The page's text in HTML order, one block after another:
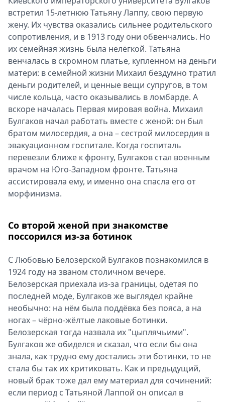
встретил 15-летнюю Татьяну Лаппу, свою первую
жену. Их чувства оказались сильнее родительского
сопротивления, и в 1913 году они обвенчались. Но
их семейная жизнь была нелёгкой. Татьяна
венчалась в скромном платье, купленном на деньги
матери: в семейной жизни Михаил бездумно тратил
деньги родителей, и ценные вещи супругов, в том
числе кольца, часто оказывались в ломбарде. А
вскоре началась Первая мировая война. Михаил
Булгаков начал работать вместе с женой: он был
братом милосердия, а она – сестрой милосердия в
эвакуационном госпитале. Когда госпиталь
перевезли ближе к фронту, Булгаков стал военным
врачом на Юго-Западном фронте. Татьяна
ассистировала ему, и именно она спасла его от
морфинизма.
Со второй женой при знакомстве
поссорился из-за ботинок
С Любовью Белозерской Булгаков познакомился в
1924 году на званом столичном вечере.
Белозерская приехала из-за границы, одетая по
последней моде, Булгаков же выглядел крайне
необычно: на нём была поддёвка без пояса, а на
ногах – чёрно-жёлтые лаковые ботинки.
Белозерская тогда назвала их "цыплячьими".
Булгаков же обиделся и сказал, что если бы она
знала, как трудно ему достались эти ботинки, то не
стала бы так их критиковать. Как и предыдущий,
новый брак тоже дал ему материал для сочинений:
если период с Татьяной Лаппой он описал в